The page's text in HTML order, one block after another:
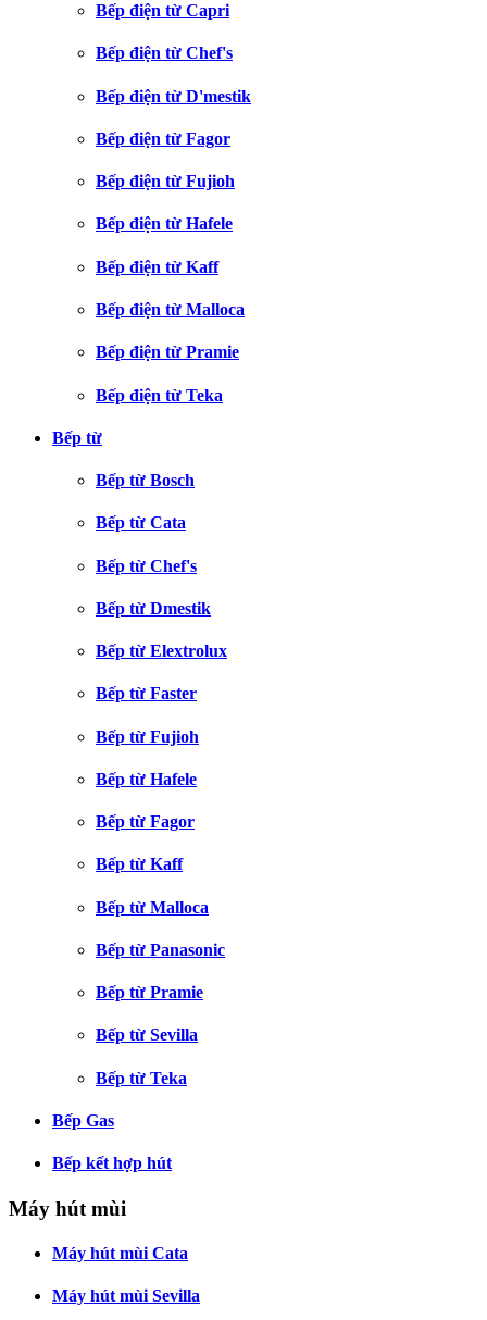
Bếp điện từ Capri
Bếp điện từ Chef's
Bếp điện từ D'mestik
Bếp điện từ Fagor
Bếp điện từ Fujioh
Bếp điện từ Hafele
Bếp điện từ Kaff
Bếp điện từ Malloca
Bếp điện từ Pramie
Bếp điện từ Teka
Bếp từ
Bếp từ Bosch
Bếp từ Cata
Bếp từ Chef's
Bếp từ Dmestik
Bếp từ Elextrolux
Bếp từ Faster
Bếp từ Fujioh
Bếp từ Hafele
Bếp từ Fagor
Bếp từ Kaff
Bếp từ Malloca
Bếp từ Panasonic
Bếp từ Pramie
Bếp từ Sevilla
Bếp từ Teka
Bếp Gas
Bếp kết hợp hút
Máy hút mùi
Máy hút mùi Cata
Máy hút mùi Sevilla